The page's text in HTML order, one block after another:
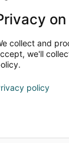
SCS
collect and
we'll
policy